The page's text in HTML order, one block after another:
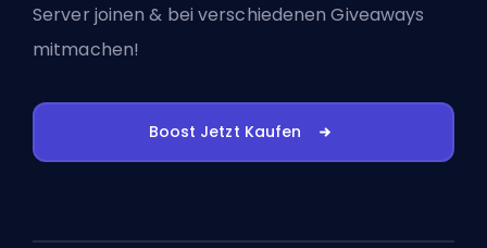
Server joinen & bei verschiedenen Giveaways
mitmachen!
Boost Jetzt Kaufen